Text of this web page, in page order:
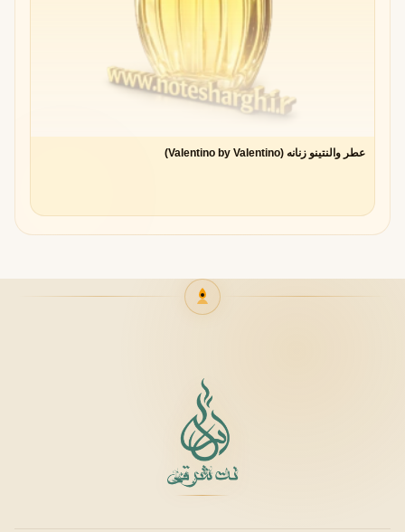
عطر والنتینو زنانه (Valentino by Valentino)